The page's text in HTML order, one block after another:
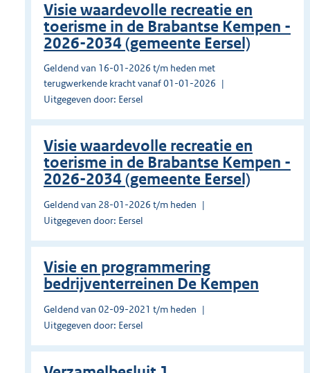
Visie waardevolle recreatie en
toerisme in de Brabantse Kempen -
2026-2034 (gemeente Eersel)
Geldend van 16-01-2026 t/m heden met
terugwerkende kracht vanaf 01-01-2026
Uitgegeven door: Eersel
Visie waardevolle recreatie en
toerisme in de Brabantse Kempen -
2026-2034 (gemeente Eersel)
Geldend van 28-01-2026 t/m heden
Uitgegeven door: Eersel
Visie en programmering
bedrijventerreinen De Kempen
Geldend van 02-09-2021 t/m heden
Uitgegeven door: Eersel